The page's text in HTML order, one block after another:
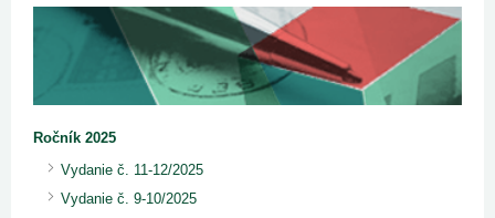
Ročník 2025
Vydanie č. 11-12/2025
Vydanie č. 9-10/2025